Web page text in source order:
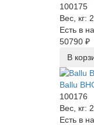
100175
Вес, кг:
Есть в
50790 ₽
В
Ballu
100176
Вес, кг:
Есть в